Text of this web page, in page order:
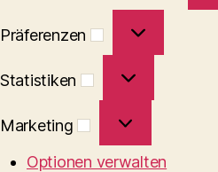
Präferenzen
Statistiken
Marketing
Optionen verwalten